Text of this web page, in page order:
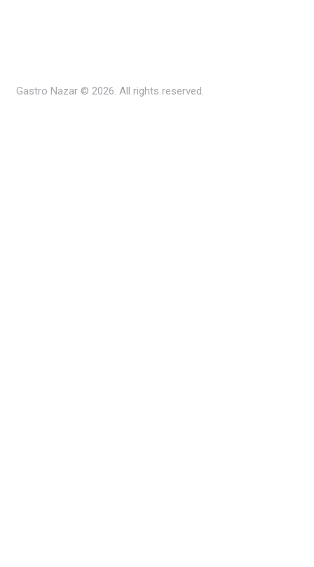
Gastro Nazar © 2026. All rights reserved.